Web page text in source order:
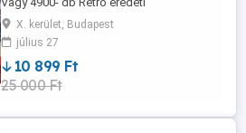
magnókazetta 3 db album: - Egy szép régi
dal - Egy szál harangvirág - Felettünk az
ég +1 db AJÁNDÉK: - Ha álmodni tudnál
X. kerület, Budapest
július 27
10 899 Ft
25 000 Ft